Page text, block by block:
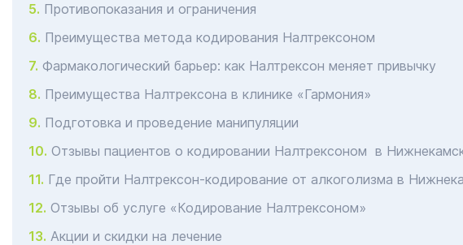
Противопоказания и ограничения
Преимущества метода кодирования Налтрексоном
Фармакологический барьер: как Налтрексон меняет привычку
Преимущества Налтрексона в клинике «Гармония»
Подготовка и проведение манипуляции
Отзывы пациентов о кодировании Налтрексоном в
Где пройти Налтрексон-кодирование от алкоголизма в
Отзывы об услуге «Кодирование Налтрексоном»
Акции и скидки на лечение